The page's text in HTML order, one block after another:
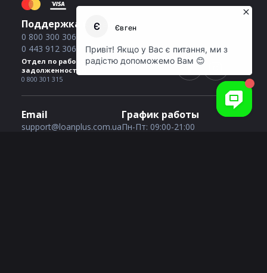
Поддержка клиентов
0 800 300 306
0 443 912 306
Отдел по работе с просроченной
задолженностью
0 800 301 315
График работы
Пн-Пт: 09:00-21:00
Email
support@loanplus.com.ua